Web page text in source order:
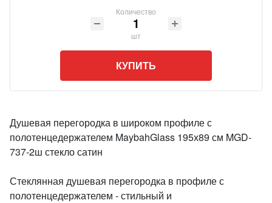
Количество
шт
КУПИТЬ
Душевая перегородка в широком профиле с
полотенцедержателем MaybahGlass 195х89 см MGD-
737-2ш стекло сатин
Стеклянная душевая перегородка в профиле с
полотенцедержателем - стильный и